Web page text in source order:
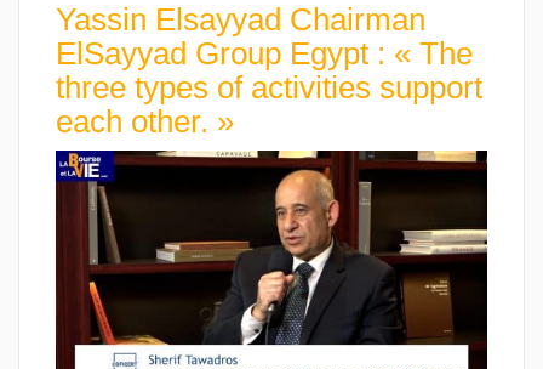
Yassin Elsayyad Chairman
ElSayyad Group Egypt : « The
three types of activities support
each other. »